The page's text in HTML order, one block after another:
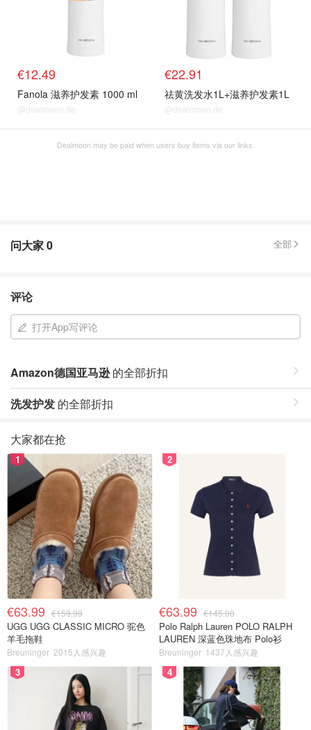
€12.49
Fanola 滋养护发素 1000 ml
@dealmoon.de
€22.91
祛黄洗发水1L+滋养护发素1L
@dealmoon.de
Dealmoon may be paid when users buy items via our links.
问大家0 全部
评论
打开App写评论
Amazon德国亚马逊的全部折扣
洗发护发 的全部折扣
大家都在抢
1
€63.99 €159.99
UGG UGG CLASSIC MICRO 驼色
羊毛拖鞋
Breuninger 2015人感兴趣
2
€63.99 €145.00
Polo Ralph Lauren POLO RALPH
LAUREN 深蓝色珠地布 Polo衫
Breuninger 1437人感兴趣
3 4